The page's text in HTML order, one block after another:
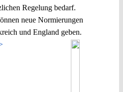
Regelung bedarf.
neue Normierungen
und England geben.